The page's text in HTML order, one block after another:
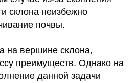
склона неизбежно
почвы.
на вершине склона,
преимуществ. Однако на
данной задачи